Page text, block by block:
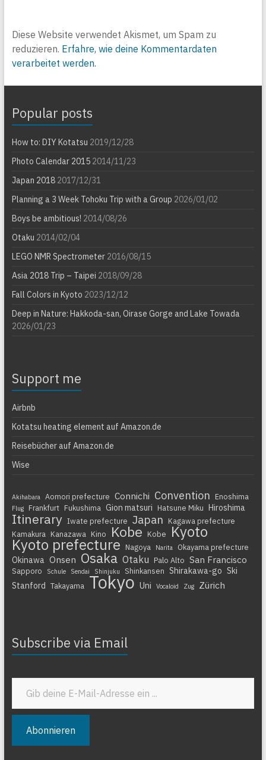
Diese Website verwendet Akismet, um Spam zu
reduzieren. Erfahre, wie deine Kommentardaten
verarbeitet werden.
Popular posts
How to: DIY Kotatsu 2019/12/28
Photo Calendar 20152014/11/23
Japan 20182017/12/31
Planning a 3 Week Tohoku Trip with a Group 2026/01/02
Boys be ambitious! 2014/08/26
Otaku 2014/02/04
LEGO NMR Spectrometer2016/08/15
Asia 2018 Trip – Taipei 2018/09/28
Fall Colors in Kyoto 2023/12/12
Deep in Nature: Hakkoda-san, Oirase Gorge and Lake Towada
2026/01/23
Support me
Airbnb
Kotatsu heating element auf Amazon.de
Reisebücher auf Amazon.de
Wise
Akihabara Aomori prefecture Connichi Convention Enoshima
Flug Frankfurt Fukushima Gion matsuri Hatsune Miku Hiroshima
Itinerary Iwate prefecture Japan
Kagawa prefecture
Kamakura Kanazawa Kino Kobe Kobe Kyoto
Kyoto prefecture Nagoya Narita Okayama prefecture
Okinawa Onsen Osaka Otaku Palo Alto San Francisco
Sapporo Schule Sendai Shinjuku Shinkansen Shirakawa-go Ski
Stanford
Takayama Tokyo Uni Vocaloid Zug Zürich
Subscribe via Email
Gib deine E-Mail-Adresse ein ...
Abonnieren